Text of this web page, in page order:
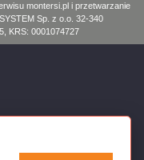
montersi.pl i przetwarzanie
Sp. z o.o. 32-340
KRS: 0001074727
piątku w godzinach 8:00 –